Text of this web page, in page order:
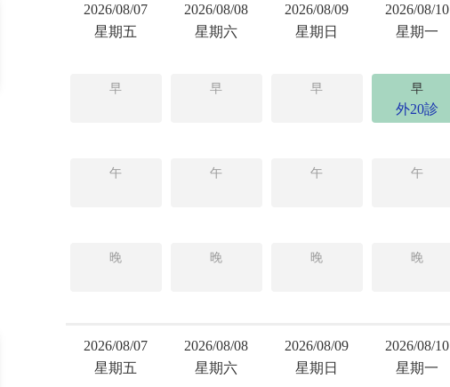
2026/08/07
星期五
2026/08/08
星期六
2026/08/09
星期日
2026/08/10
星期一
早 早 早 早
外20診
午 午 午 午
晚 晚 晚 晚
2026/08/07
星期五
2026/08/08
星期六
2026/08/09
星期日
2026/08/10
星期一